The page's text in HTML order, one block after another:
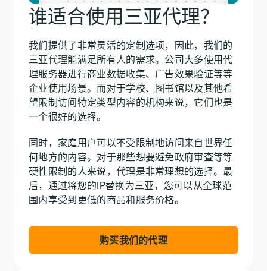
谁适合使用三亚代理？
我们提供了非常灵活的定制选项，因此，我们的
三亚代理能满足所有人的需求。公司大多使用代
理服务器进行商业数据收集、广告效果验证等等
企业使用场景。而对于学校、图书馆以及其他希
望限制访问特定类型内容的机构来说，它们也是
一个很好的选择。
同时，家庭用户可以不受限制地访问来自世界任
何地方的内容。对于那些想要避免政府审查等等
硬性限制的人来说，代理是非常理想的选择。最
后，通过将您的IP替换为三亚，您可以从全球范
围内享受到更低的商品和服务价格。
购买我们的代理